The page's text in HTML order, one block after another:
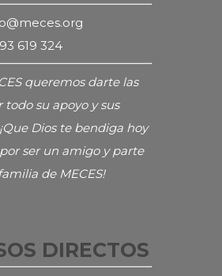
619 324
queremos darte las
todo su apoyo y sus
Dios te bendiga hoy
ser un amigo y parte
de MECES!
DIRECTOS